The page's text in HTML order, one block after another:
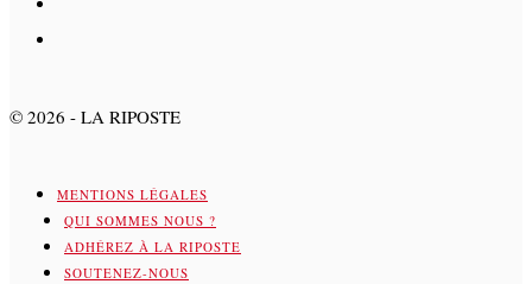
© 2026 - LA RIPOSTE
MENTIONS LÉGALES
QUI SOMMES NOUS ?
ADHÉREZ À LA RIPOSTE
SOUTENEZ-NOUS